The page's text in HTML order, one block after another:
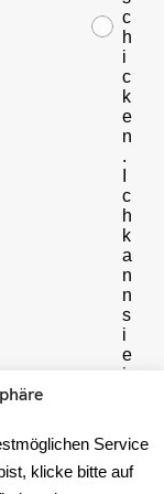
c
h
i
c
k
e
n
.
c
h
k
a
n
n
s
i
e
j
e
r
z
Service
klicke bitte auf